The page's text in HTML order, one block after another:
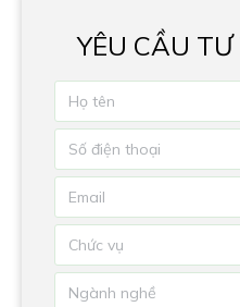
YÊU CẦU